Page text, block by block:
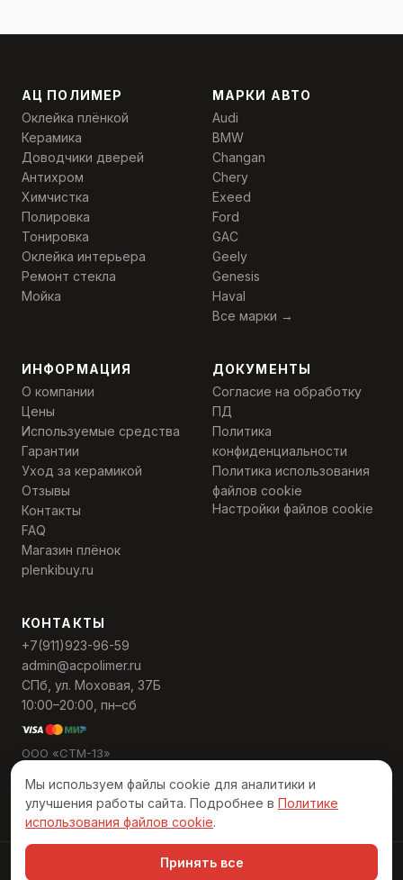
АЦ ПОЛИМЕР
Оклейка плёнкой
Керамика
Доводчики дверей
Антихром
Химчистка
Полировка
Тонировка
Оклейка интерьера
Ремонт стекла
Мойка
МАРКИ АВТО
Audi
BMW
Changan
Chery
Exeed
Ford
GAC
Geely
Genesis
Haval
Все марки →
ИНФОРМАЦИЯ
О компании
Цены
Используемые средства
Гарантии
Уход за керамикой
Отзывы
Контакты
FAQ
Магазин плёнок
plenkibuy.ru
ДОКУМЕНТЫ
Согласие на обработку
ПД
Политика
конфиденциальности
Политика использования
файлов cookie
Настройки файлов cookie
КОНТАКТЫ
+7(911)923-96-59
admin@acpolimer.ru
СПб, ул. Моховая, 37Б
10:00–20:00, пн–сб
ООО «СТМ-13»
ОГРН 1137847495389
Мы используем файлы cookie для аналитики и
улучшения работы сайта. Подробнее в Политике
использования файлов cookie.
Принять все